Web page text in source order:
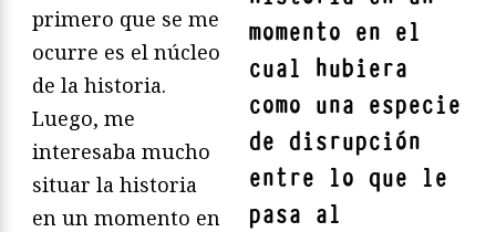
momento en el
cual hubiera
como una especie
de disrupción
entre lo que le
pasa al
primero que se me
ocurre es el núcleo
de la historia.
Luego, me
interesaba mucho
situar la historia
en un momento en